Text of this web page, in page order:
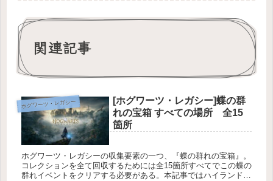
関連記事
ホグワーツ・レガシー
[ホグワーツ・レガシー]蝶の群
れの宝箱 すべての場所 全15
箇所
ホグワーツ・レガシーの収集要素の一つ、『蝶の群れの宝箱』。
コレクションを全て回収するためには全15箇所すべてでこの蝶の
群れイベントをクリアする必要がある。本記事ではハイランド地